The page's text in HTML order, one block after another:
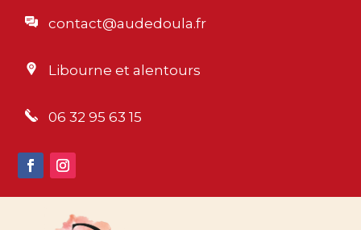
contact@audedoula.fr
Libourne et alentours
06 32 95 63 15